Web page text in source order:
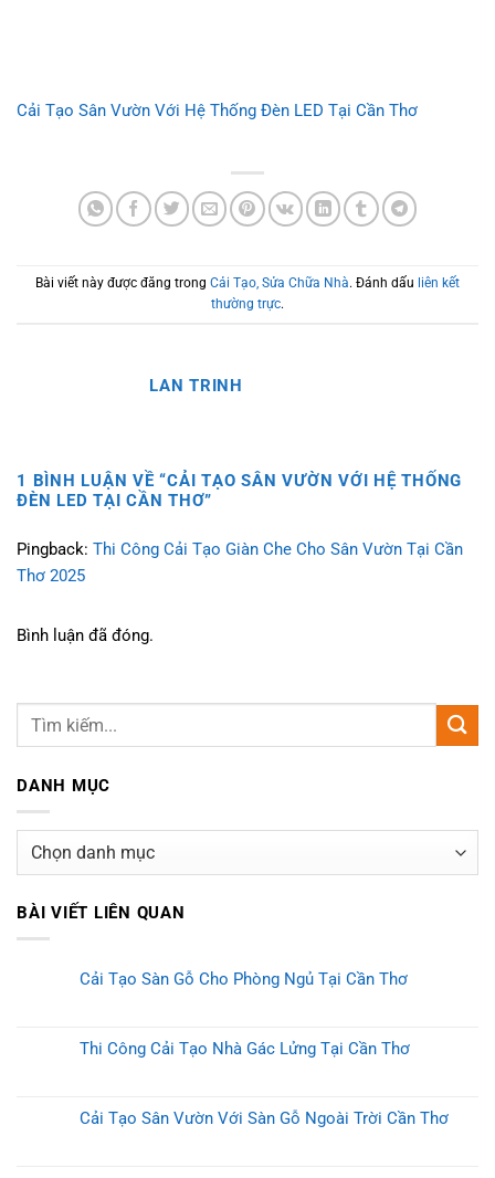
Cải Tạo Sân Vườn Với Hệ Thống Đèn LED Tại Cần Thơ
Bài viết này được đăng trong Cải Tạo, Sửa Chữa Nhà. Đánh dấu liên kết
thường trực.
LAN TRINH
1 BÌNH LUẬN VỀ “CẢI TẠO SÂN VƯỜN VỚI HỆ THỐNG
ĐÈN LED TẠI CẦN THƠ”
Pingback: Thi Công Cải Tạo Giàn Che Cho Sân Vườn Tại Cần
Thơ 2025
Bình luận đã đóng.
DANH MỤC
mục
BÀI VIẾT LIÊN QUAN
Cải Tạo Sàn Gỗ Cho Phòng Ngủ Tại Cần Thơ
Thi Công Cải Tạo Nhà Gác Lửng Tại Cần Thơ
Cải Tạo Sân Vườn Với Sàn Gỗ Ngoài Trời Cần Thơ